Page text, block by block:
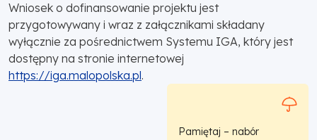
Wniosek o dofinansowanie projektu jest
przygotowywany i wraz z załącznikami składany
wyłącznie za pośrednictwem Systemu IGA, który jest
dostępny na stronie internetowej
https://iga.malopolska.pl.
Pamiętaj – nabór